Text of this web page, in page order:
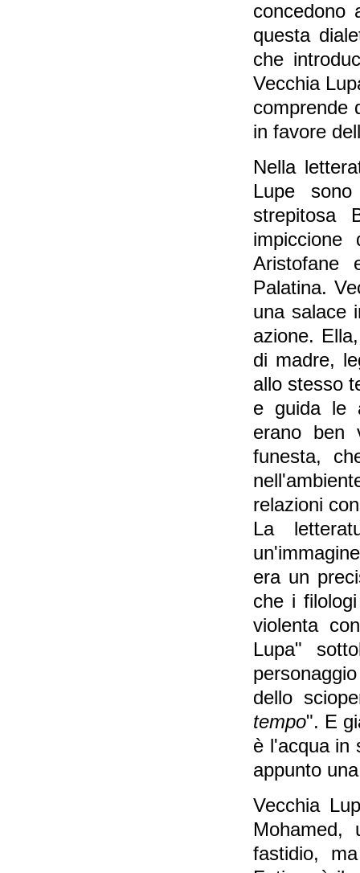
concedono
questa
che
Vecchia
comprende
in favore
Nella
Lupe
strepitosa
impiccione
Aristofane
Palatina.
una salace
azione.
di madre,
allo stesso
e guida le
erano ben
funesta,
relazioni
La
era un
che i
violenta
Lupa"
dello
tempo". E
è l'acqua in
appunto
Vecchia
fastidio,